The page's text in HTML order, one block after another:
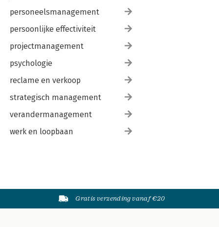
personeelsmanagement
persoonlijke effectiviteit
projectmanagement
psychologie
reclame en verkoop
strategisch management
verandermanagement
werk en loopbaan
Gratis verzending vanaf €20